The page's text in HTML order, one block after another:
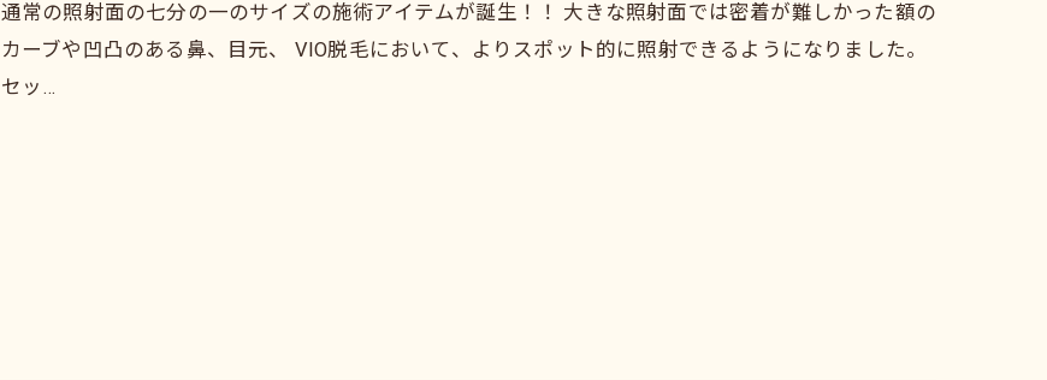
通常の照射面の七分の一のサイズの施術アイテムが誕生！！ 大きな照射面では密着が難しかった額の
カーブや凹凸のある鼻、目元、 VIO脱毛において、よりスポット的に照射できるようになりました。
セッ…